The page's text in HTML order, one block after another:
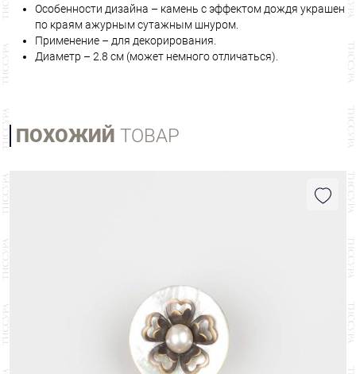
Особенности дизайна – камень с эффектом дождя украшен
по краям ажурным сутажным шнуром.
Применение – для декорирования.
Диаметр – 2.8 см (может немного отличаться).
ПОХОЖИЙ ТОВАР